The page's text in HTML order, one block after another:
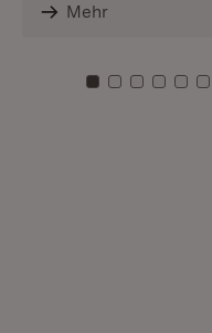
Mehr
Zu Kachel: 0
Zu Kachel:
ZuZuZu